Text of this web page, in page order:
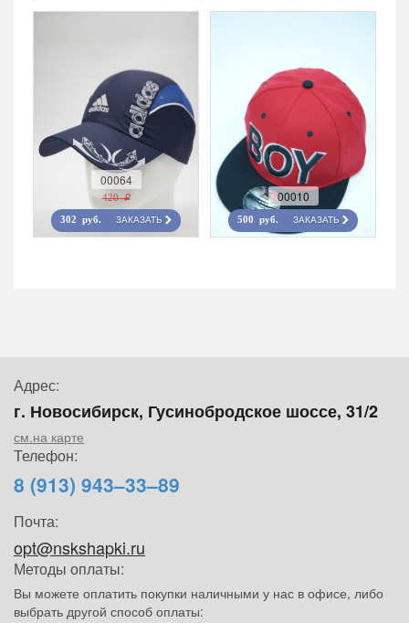
00064
420 r
302 руб. ЗАКАЗАТЬ
00010
500 руб. ЗАКАЗАТЬ
Адрес:
г. Новосибирск, Гусинобродское шоссе, 31/2
см.на карте
Телефон:
8 (913) 943–33–89
Почта:
opt@nskshapki.ru
Методы оплаты:
Вы можете оплатить покупки наличными у нас в офисе, либо
выбрать другой способ оплаты: